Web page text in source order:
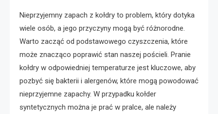
Nieprzyjemny zapach z kołdry to problem, który dotyka
wiele osób, a jego przyczyny mogą być różnorodne.
Warto zacząć od podstawowego czyszczenia, które
może znacząco poprawić stan naszej pościeli. Pranie
kołdry w odpowiedniej temperaturze jest kluczowe, aby
pozbyć się bakterii i alergenów, które mogą powodować
nieprzyjemne zapachy. W przypadku kołder
syntetycznych można je prać w pralce, ale należy